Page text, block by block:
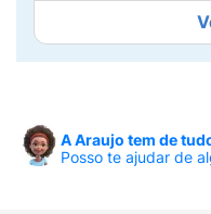
máxima eficácia.
Pague Menos" de
excelente
Pensando na
ação calmante e
A Araujo tem de
Posso te ajudar de